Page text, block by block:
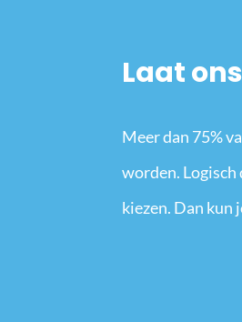
Laat
Meer dan 75%
worden. Logisch
kiezen. Dan kun